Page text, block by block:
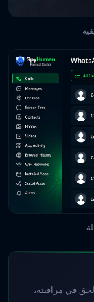
في مراقبته،